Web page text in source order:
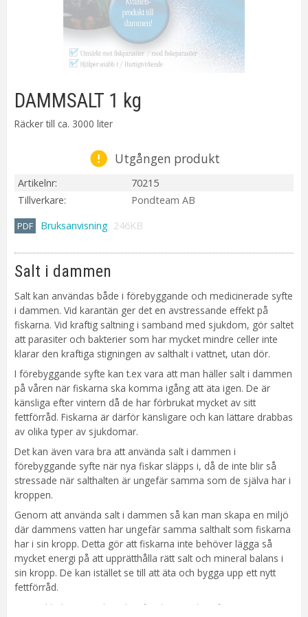
DAMMSALT 1 kg
Räcker till ca. 3000 liter
Utgången produkt
Artikelnr
70215
Tillverkare
Pondteam AB
Bruksanvisning 246KB
Salt i dammen
Salt kan användas både i förebyggande och medicinerade syfte
i dammen. Vid karantän ger det en avstressande effekt på
fiskarna. Vid kraftig saltning i samband med sjukdom, gör saltet
att parasiter och bakterier som har mycket mindre celler inte
klarar den kraftiga stigningen av salthalt i vattnet, utan dör.
I förebyggande syfte kan t.ex vara att man häller salt i dammen
på våren när fiskarna ska komma igång att äta igen. De är
känsliga efter vintern då de har förbrukat mycket av sitt
fettförråd. Fiskarna är därför känsligare och kan lättare drabbas
av olika typer av sjukdomar.
Det kan även vara bra att använda salt i dammen i
förebyggande syfte när nya fiskar släpps i, då de inte blir så
stressade när salthalten är ungefär samma som de själva har i
kroppen.
Genom att använda salt i dammen så kan man skapa en miljö
där dammens vatten har ungefär samma salthalt som fiskarna
har i sin kropp. Detta gör att fiskarna inte behöver lägga så
mycket energi på att upprätthålla rätt salt och mineral balans i
sin kropp. De kan istället se till att äta och bygga upp ett nytt
fettförråd.
Den salthalt som är lämplig i förebyggande syfte är 0,3%.